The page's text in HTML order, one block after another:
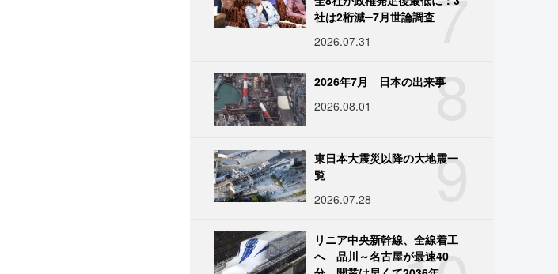
社は2桁減─7月世論調査
2026.07.31
8
2026年7月 日本の出来事
2026.08.01
9
東日本大震災以降の大地震一
覧
2026.07.28
リニア中央新幹線、全線着工
へ 品川～名古屋が最速40